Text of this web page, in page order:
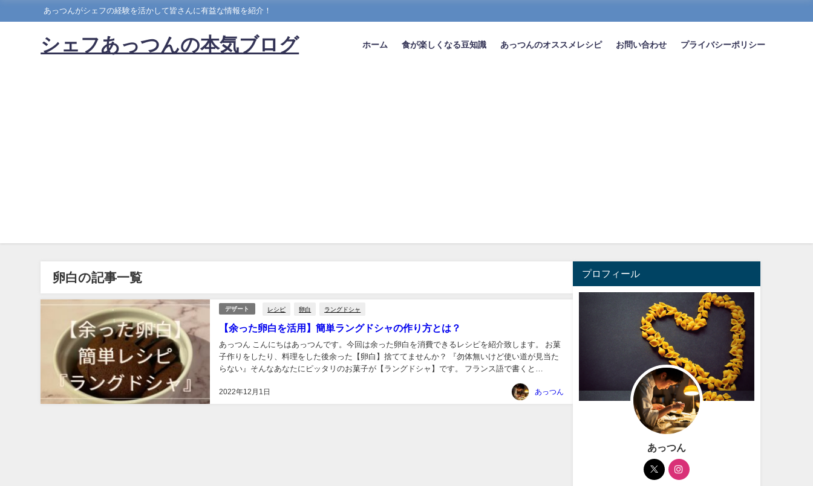
あっつんがシェフの経験を活かして皆さんに有益な情報を紹介！
シェフあっつんの本気ブログ ホーム 食が楽しくなる豆知識 あっつんのオススメレシピ お問い合わせ プライバシーポリシー
卵白の記事一覧
デザート レシピ 卵白 ラングドシャ
【余った卵白を活用】簡単ラングドシャの作り方とは？
2022年12月1日
あっつん こんにちはあっつんです。今回は余った卵白を消費できるレシピを紹介致します。 お菓
子作りをしたり、料理をした後余った【卵白】捨ててませんか？ 『勿体無いけど使い道が見当た
らない』そんなあなたにピッタリのお菓子が【ラングドシャ】です。 フランス語で書くと
あっつん
プロフィール
あっつん